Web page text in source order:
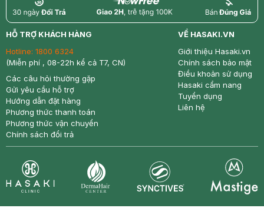
return nowfree price
HỖ TRỢ KHÁCH HÀNG
Hotline: 1800 6324
(Miễn phí , 08-22h kể cả T7, CN)
Các câu hỏi thường gặp
Gửi yêu cầu hỗ trợ
Hướng dẫn đặt hàng
Phương thức thanh toán
Phương thức vận chuyển
Chính sách đổi trả
VỀ HASAKI.VN
Giới thiệu Hasaki.vn
Chính sách bảo mật
Điều khoản sử dụng
Hasaki cẩm nang
Tuyển dụng
Liên hệ